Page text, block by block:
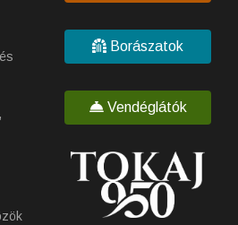
Borászatok
Vendéglátók